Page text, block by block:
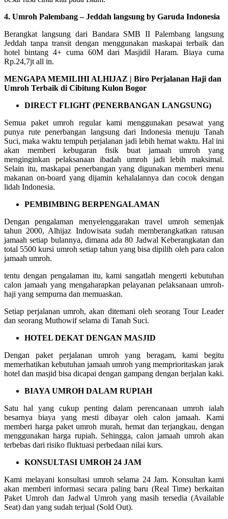
4. Umroh Palembang – Jeddah langsung by Garuda Indonesia
Berangkat langsung dari Bandara SMB II Palembang langsung
Jeddah tanpa transit dengan menggunakan maskapai terbaik dan
hotel bintang 4+ cuma 60M dari Masjidil Haram. Biaya cuma
Rp.24,7jt all in.
MENGAPA MEMILIHI ALHIJAZ | Biro Perjalanan Haji dan
Umroh Terbaik di Cibitung Kulon Bogor
DIRECT FLIGHT (PENERBANGAN LANGSUNG)
Semua paket umroh regular kami menggunakan pesawat yang
punya rute penerbangan langsung dari Indonesia menuju Tanah
Suci, maka waktu tempuh perjalanan jadi lebih hemat waktu. Hal ini
akan memberi kebugaran fisik buat jamaah umroh yang
menginginkan pelaksanaan ibadah umroh jadi lebih maksimal.
Selain itu, maskapai penerbangan yang digunakan memberi menu
makanan on-board yang dijamin kehalalannya dan cocok dengan
lidah Indonesia.
PEMBIMBING BERPENGALAMAN
Dengan pengalaman menyelenggarakan travel umroh semenjak
tahun 2000, Alhijaz Indowisata sudah memberangkatkan ratusan
jamaah setiap bulannya, dimana ada 80 Jadwal Keberangkatan dan
total 5500 kursi umroh setiap tahun yang bisa dipilih oleh para calon
jamaah umroh.
tentu dengan pengalaman itu, kami sangatlah mengerti kebutuhan
calon jamaah yang mengaharapkan pelayanan pelaksanaan umroh-
haji yang sempurna dan memuaskan.
Setiap perjalanan umroh, akan ditemani oleh seorang Tour Leader
dan seorang Muthowif selama di Tanah Suci.
HOTEL DEKAT DENGAN MASJID
Dengan paket perjalanan umroh yang beragam, kami begitu
memerhatikan kebutuhan jamaah umroh yang memprioritaskan jarak
hotel dan masjid bisa dicapai dengan gampang dengan berjalan kaki.
BIAYA UMROH DALAM RUPIAH
Satu hal yang cukup penting dalam perencanaan umroh ialah
besarnya biaya yang mesti dibayar oleh calon jamaah. Kami
memberi harga paket umroh murah, hemat dan terjangkau, dengan
menggunakan harga rupiah. Sehingga, calon jamaah umroh akan
terbebas dari risiko fluktuasi perbedaan nilai kurs.
KONSULTASI UMROH 24 JAM
Kami melayani konsultasi umroh selama 24 Jam. Konsultan kami
akan memberi informasi secara paling baru (Real Time) berkaitan
Paket Umroh dan Jadwal Umroh yang masih tersedia (Available
Seat) dan yang sudah terjual (Sold Out).